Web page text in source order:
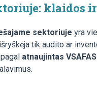
klaidos
sektoriuje yra
tik audito ar
atnaujintas